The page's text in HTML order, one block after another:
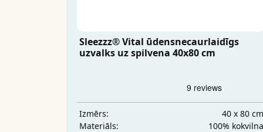
Sleezzz® Vital ūdensnecaurlaidīgs
uzvalks uz spilvena 40x80 cm
Izmērs:
40 x 80 cm
Materiāls:
100% kokvilna